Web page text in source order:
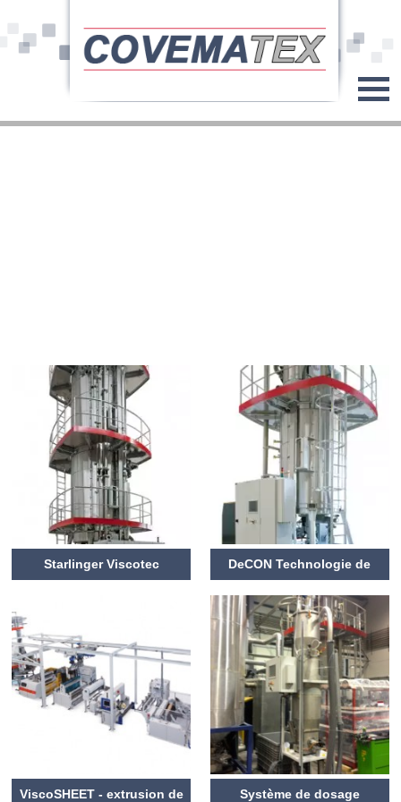
Starlinger Viscotec DeCON Technologie de
décontamination alimentaire
sur base de paillettes de
bouteilles PET Viscotec
DeCON
ViscoSHEET - extrusion de Système de dosage